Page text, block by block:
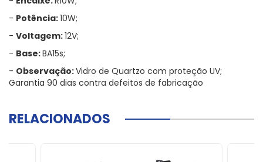
- Potência:10W;
- Voltagem:12V;
- Base:BA15s;
- Observação:Vidro de Quartzo com proteção UV;
Garantia 90 dias contra defeitos de fabricação
RELACIONADOS